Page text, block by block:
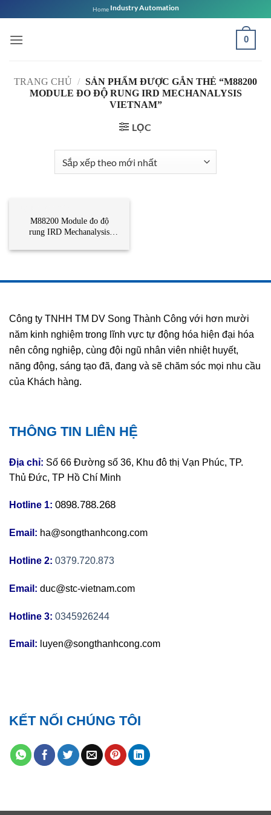
qua
nội
Home Industry Automation
0
TRANG CHỦ / SẢN PHẨM ĐƯỢC GẮN THẺ “M88200
MODULE ĐO ĐỘ RUNG IRD MECHANALYSIS
VIETNAM”
LỌC
M88200 Module đo độ
rung IRD Mechanalysis
Công ty TNHH TM DV Song Thành Công với hơn mười
năm kinh nghiệm trong lĩnh vực tự động hóa hiện đại hóa
nên công nghiệp, cùng đội ngũ nhân viên nhiệt huyết,
năng động, sáng tạo đã, đang và sẽ chăm sóc mọi nhu cầu
của Khách hàng.
THÔNG TIN LIÊN HỆ
Địa chỉ: Số 66 Đường số 36, Khu đô thị Vạn Phúc, TP.
Thủ Đức, TP Hồ Chí Minh
Hotline 1: 0898.788.268
Email: ha@songthanhcong.com
Hotline 2: 0379.720.873
Email: duc@stc-vietnam.com
Hotline 3: 0345926244
Email: luyen@songthanhcong.com
KẾT NỐI CHÚNG TÔI